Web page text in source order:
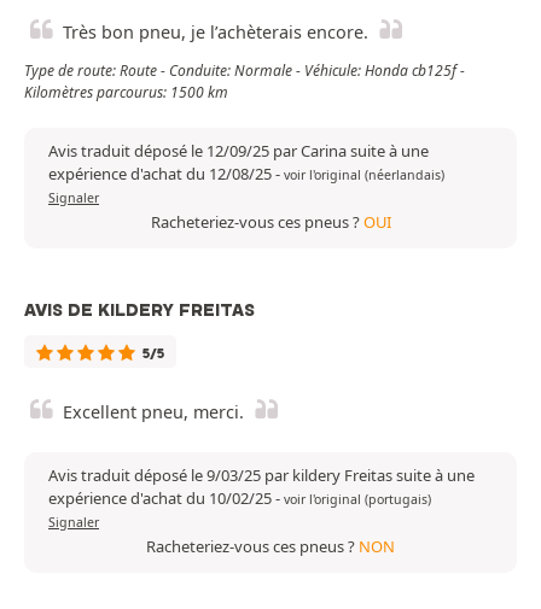
Très bon pneu, je l’achèterais encore.
Type de route: Route - Conduite: Normale - Véhicule: Honda cb125f -
Kilomètres parcourus: 1500 km
Avis traduit déposé le 12/09/25 par Carina suite à une
expérience d'achat du 12/08/25- voir l'original (néerlandais)
Signaler
Racheteriez-vous ces pneus ?OUI
AVIS DE KILDERY FREITAS
5/5
Excellent pneu, merci.
Avis traduit déposé le 9/03/25 par kildery Freitas suite à une
expérience d'achat du 10/02/25- voir l'original (portugais)
Signaler
Racheteriez-vous ces pneus ? NON